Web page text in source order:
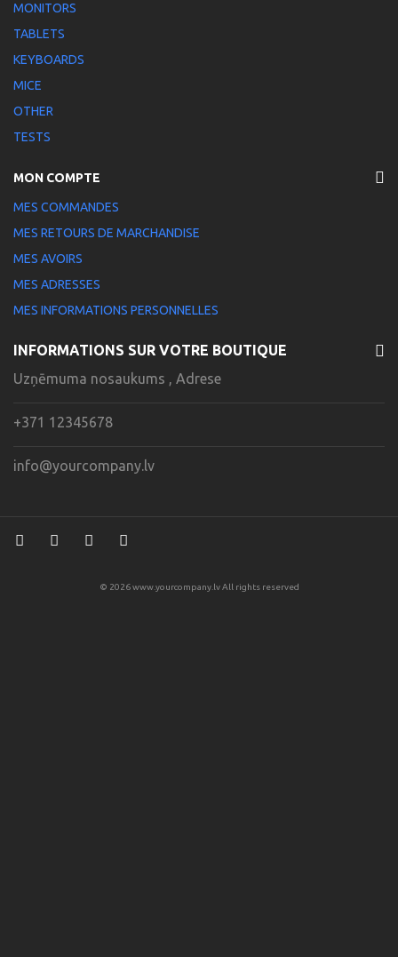
MONITORS
TABLETS
KEYBOARDS
MICE
OTHER
TESTS
MON COMPTE
MES COMMANDES
MES RETOURS DE MARCHANDISE
MES AVOIRS
MES ADRESSES
MES INFORMATIONS PERSONNELLES
INFORMATIONS SUR VOTRE BOUTIQUE
Uzņēmuma nosaukums , Adrese
+371 12345678
info@yourcompany.lv
© 2026 www.yourcompany.lv All rights reserved